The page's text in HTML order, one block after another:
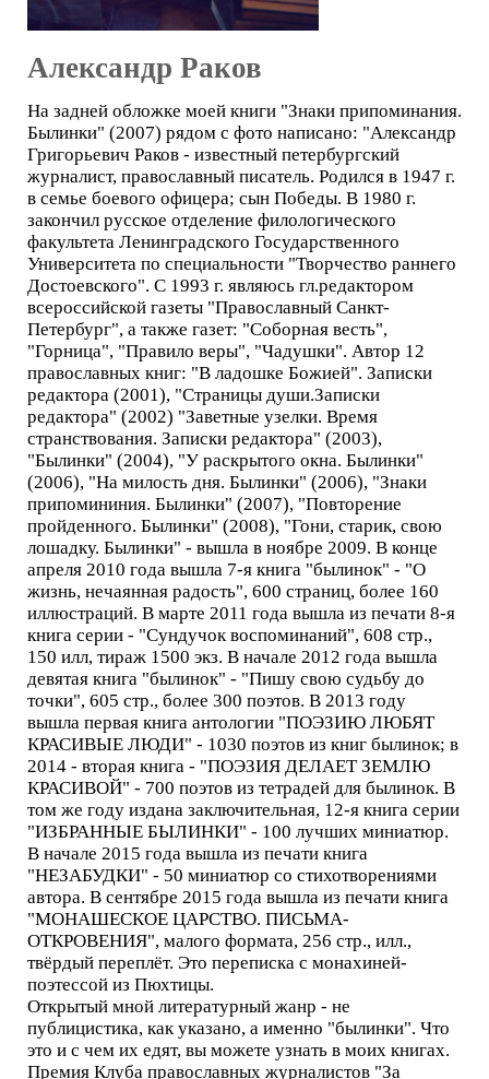
Александр Раков
На задней обложке моей книги "Знаки припоминания.
Былинки" (2007) рядом с фото написано: "Александр
Григорьевич Раков - известный петербургский
журналист, православный писатель. Родился в 1947 г.
в семье боевого офицера; сын Победы. В 1980 г.
закончил русское отделение филологического
факультета Ленинградского Государственного
Университета по специальности "Творчество раннего
Достоевского". С 1993 г. являюсь гл.редактором
всероссийской газеты "Православный Санкт-
Петербург", а также газет: "Соборная весть",
"Горница", "Правило веры", "Чадушки". Автор 12
православных книг: "В ладошке Божией". Записки
редактора (2001), "Страницы души.Записки
редактора" (2002) "Заветные узелки. Время
странствования. Записки редактора" (2003),
"Былинки" (2004), "У раскрытого окна. Былинки"
(2006), "На милость дня. Былинки" (2006), "Знаки
припомининия. Былинки" (2007), "Повторение
пройденного. Былинки" (2008), "Гони, старик, свою
лошадку. Былинки" - вышла в ноябре 2009. В конце
апреля 2010 года вышла 7-я книга "былинок" - "О
жизнь, нечаянная радость", 600 страниц, более 160
иллюстраций. В марте 2011 года вышла из печати 8-я
книга серии - "Сундучок воспоминаний", 608 стр.,
150 илл, тираж 1500 экз. В начале 2012 года вышла
девятая книга "былинок" - "Пишу свою судьбу до
точки", 605 стр., более 300 поэтов. В 2013 году
вышла первая книга антологии "ПОЭЗИЮ ЛЮБЯТ
КРАСИВЫЕ ЛЮДИ" - 1030 поэтов из книг былинок; в
2014 - вторая книга - "ПОЭЗИЯ ДЕЛАЕТ ЗЕМЛЮ
КРАСИВОЙ" - 700 поэтов из тетрадей для былинок. В
том же году издана заключительная, 12-я книга серии
"ИЗБРАННЫЕ БЫЛИНКИ" - 100 лучших миниатюр.
В начале 2015 года вышла из печати книга
"НЕЗАБУДКИ" - 50 миниатюр со стихотворениями
автора. В сентябре 2015 года вышла из печати книга
"МОНАШЕСКОЕ ЦАРСТВО. ПИСЬМА-
ОТКРОВЕНИЯ", малого формата, 256 стр., илл.,
твёрдый переплёт. Это переписка с монахиней-
поэтессой из Пюхтицы.
Открытый мной литературный жанр - не
публицистика, как указано, а именно "былинки". Что
это и с чем их едят, вы можете узнать в моих книгах.
Премия Клуба православных журналистов "За